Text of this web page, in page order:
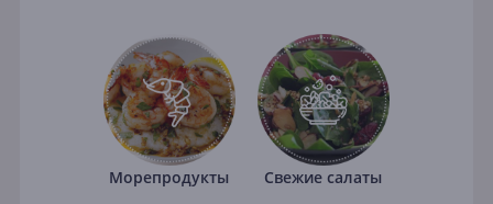
Морепродукты Свежие салаты